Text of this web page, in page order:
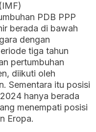
PDB PPP
berada di bawah
dengan
tiga tahun
pertumbuhan
diikuti oleh
Sementara itu posisi
hanya berada
menempati posisi
Eropa.